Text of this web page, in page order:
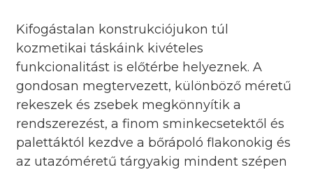
Kifogástalan konstrukciójukon túl
kozmetikai táskáink kivételes
funkcionalitást is előtérbe helyeznek. A
gondosan megtervezett, különböző méretű
rekeszek és zsebek megkönnyítik a
rendszerezést, a finom sminkecsetektől és
palettáktól kezdve a bőrápoló flakonokig és
az utazóméretű tárgyakig mindent szépen